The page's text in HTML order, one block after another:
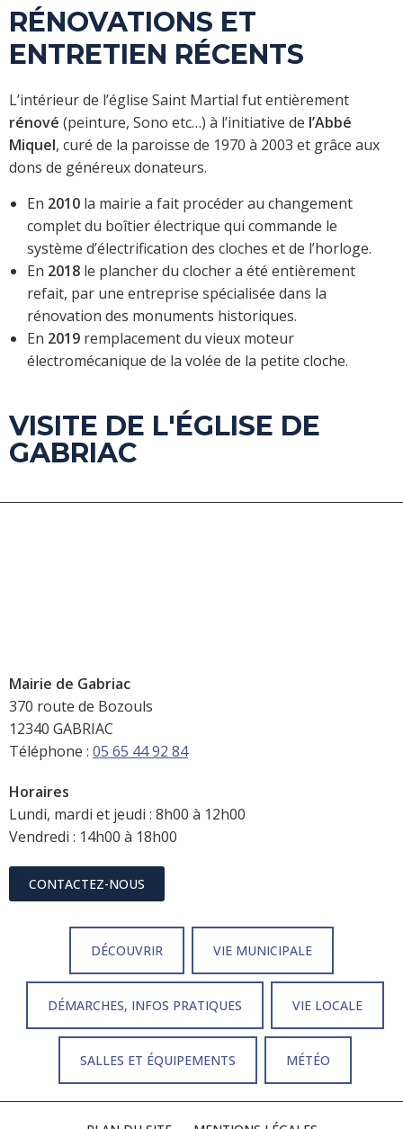
RÉNOVATIONS ET
ENTRETIEN RÉCENTS
L’intérieur de l’église Saint Martial fut entièrement
rénové (peinture, Sono etc…) à l’initiative de l’Abbé
Miquel, curé de la paroisse de 1970 à 2003 et grâce aux
dons de généreux donateurs.
En 2010 la mairie a fait procéder au changement
complet du boîtier électrique qui commande le
système d’électrification des cloches et de l’horloge.
En 2018 le plancher du clocher a été entièrement
refait, par une entreprise spécialisée dans la
rénovation des monuments historiques.
En 2019 remplacement du vieux moteur
électromécanique de la volée de la petite cloche.
VISITE DE L'ÉGLISE DE
GABRIAC
Mairie de Gabriac
370 route de Bozouls
12340 GABRIAC
Téléphone : 05 65 44 92 84
Horaires
Lundi, mardi et jeudi : 8h00 à 12h00
Vendredi : 14h00 à 18h00
CONTACTEZ-NOUS
DÉCOUVRIR VIE MUNICIPALE
DÉMARCHES, INFOS PRATIQUES VIE LOCALE
SALLES ET ÉQUIPEMENTS MÉTÉO